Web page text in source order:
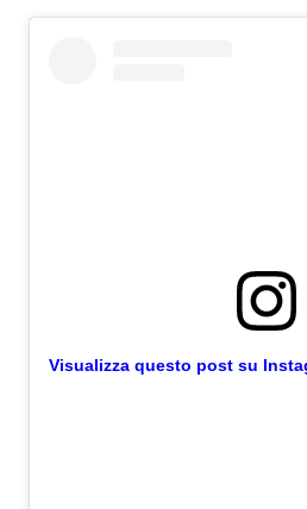
Visualizza questo post su